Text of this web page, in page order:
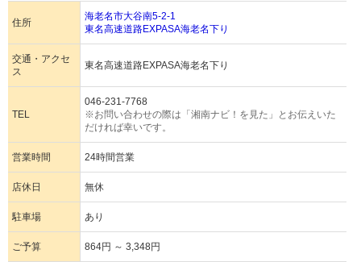
住所
海老名市大谷南5-2-1
東名高速道路EXPASA海老名下り
交通・アクセ
ス
東名高速道路EXPASA海老名下り
TEL
046-231-7768
※お問い合わせの際は「湘南ナビ！を見た」とお伝えいた
だければ幸いです。
営業時間 24時間営業
店休日 無休
駐車場 あり
ご予算 864円 ～ 3,348円